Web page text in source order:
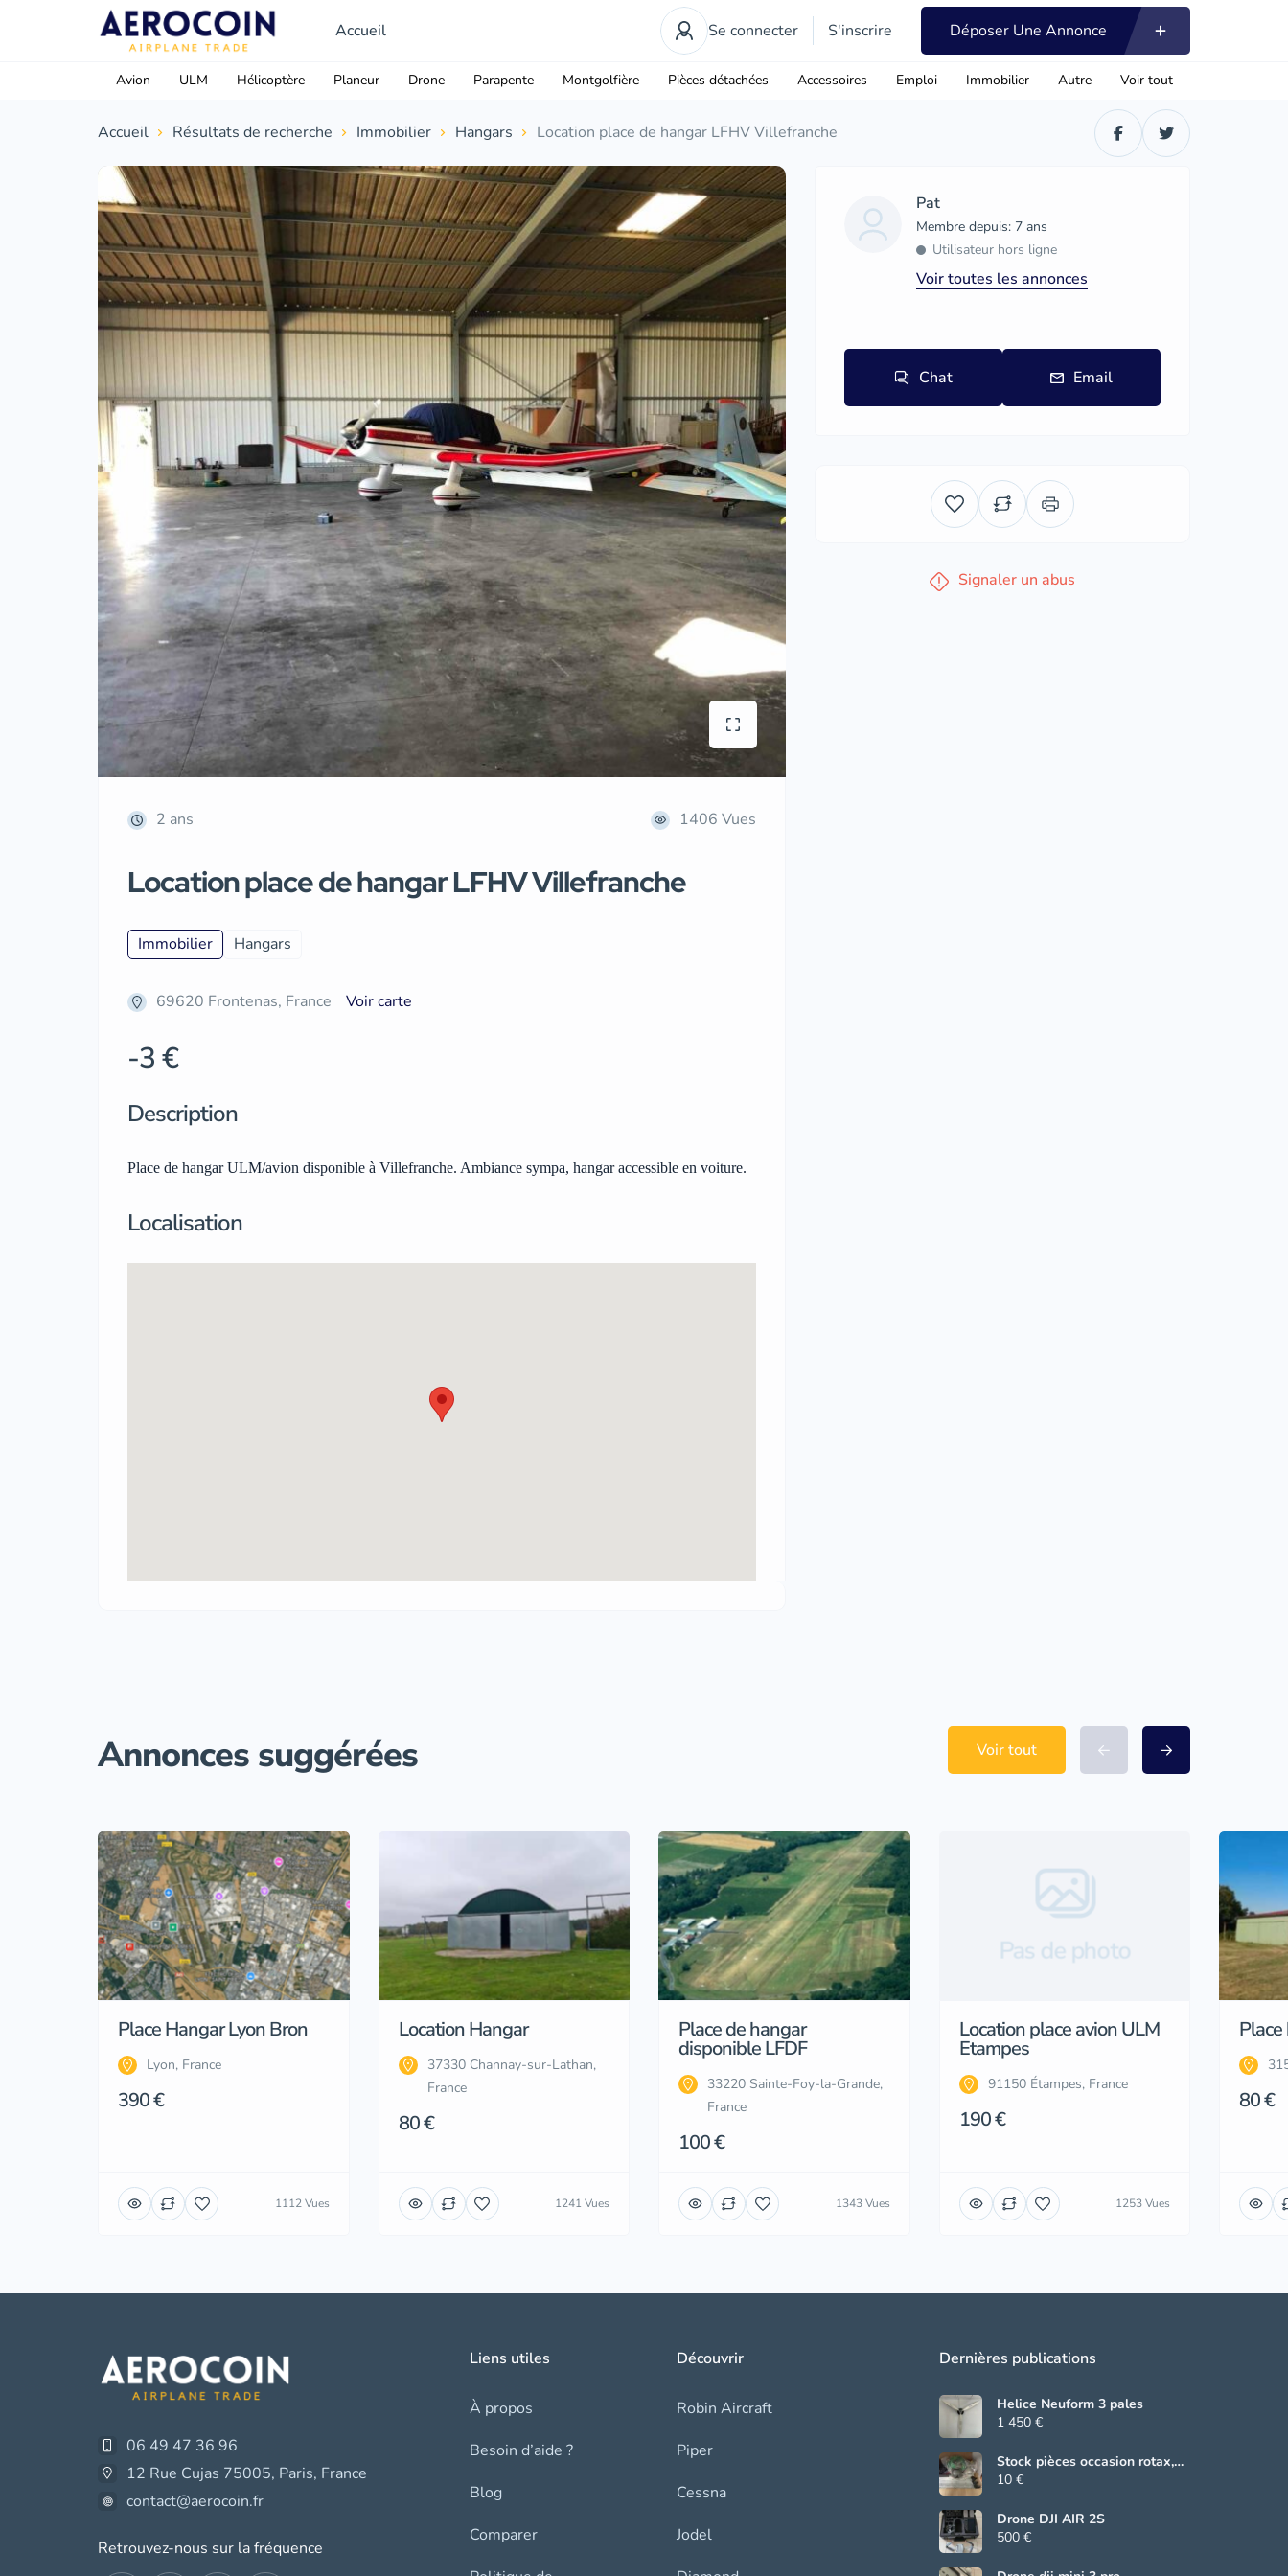
Accueil Se connecter S'inscrire Déposer Une Annonce
Avion ULM Hélicoptère Planeur Drone Parapente Montgolfière Pièces détachées Accessoires Emploi Immobilier Autre Voir tout
Accueil Résultats de recherche Immobilier Hangars Location place de hangar LFHV Villefranche
2 ans 1406 Vues
Location place de hangar LFHV Villefranche
Immobilier Hangars
69620 Frontenas, France Voir carte
-3 €
Description
Place de hangar ULM/avion disponible à Villefranche. Ambiance sympa, hangar accessible en voiture.
Localisation
Pat
Membre depuis: 7 ans
Utilisateur hors ligne
Voir toutes les annonces
Chat Email
Signaler un abus
Annonces suggérées Voir tout
Place Hangar Lyon Bron
Lyon, France
390 €
1112 Vues
Location Hangar
37330 Channay-sur-Lathan,
France
80 €
1241 Vues
Place de hangar
disponible LFDF
33220 Sainte-Foy-la-Grande,
France
100 €
1343 Vues
Pas de photo
Location place avion ULM
Etampes
91150 Étampes, France
190 €
1253 Vues
80 €
06 49 47 36 96
12 Rue Cujas 75005, Paris, France
contact@aerocoin.fr
Retrouvez-nous sur la fréquence
Liens utiles
À propos
Besoin d’aide ?
Blog
Comparer
Découvrir
Robin Aircraft
Piper
Cessna
Jodel
Dernières publications
Helice Neuform 3 pales
1 450 €
Stock pièces occasion rotax,
Beringer, grs
10 €
Drone DJI AIR 2S
500 €